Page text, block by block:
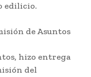
edilicio.
de Asuntos
hizo entrega
del